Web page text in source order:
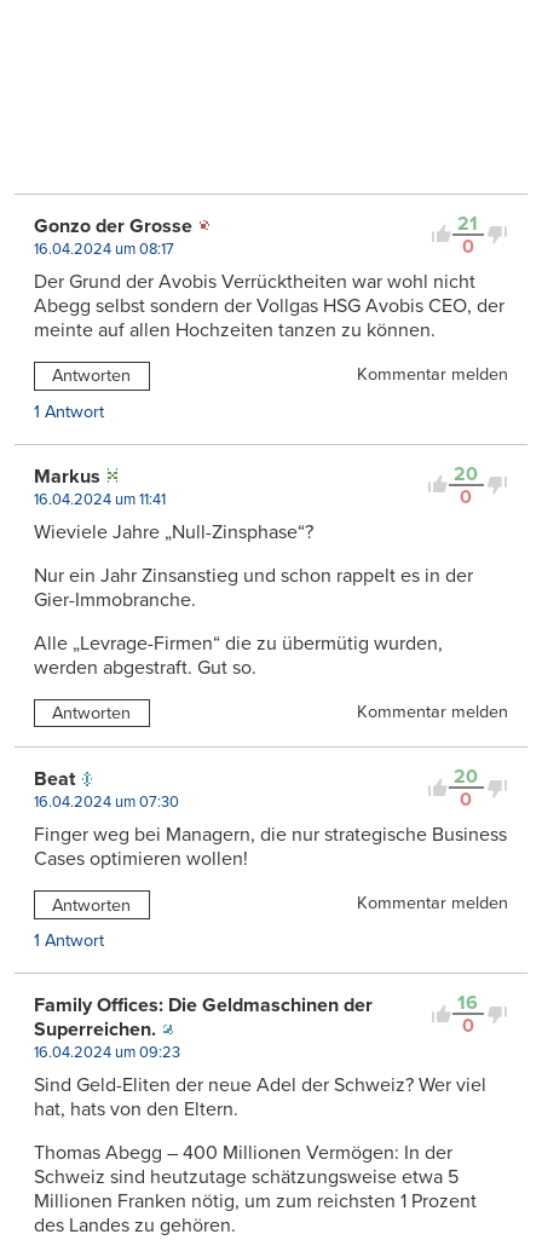
21
0
Gonzo der Grosse
16.04.2024 um 08:17
Der Grund der Avobis Verrücktheiten war wohl nicht
Abegg selbst sondern der Vollgas HSG Avobis CEO, der
meinte auf allen Hochzeiten tanzen zu können.
Antworten
Kommentar melden
1 Antwort
20
0
Markus
16.04.2024 um 11:41
Wieviele Jahre „Null-Zinsphase“?
Nur ein Jahr Zinsanstieg und schon rappelt es in der
Gier-Immobranche.
Alle „Levrage-Firmen“ die zu übermütig wurden,
werden abgestraft. Gut so.
Antworten Kommentar melden
20
0
Beat
16.04.2024 um 07:30
Finger weg bei Managern, die nur strategische Business
Cases optimieren wollen!
Antworten
Kommentar melden
1 Antwort
16
0
Family Offices: Die Geldmaschinen der
Superreichen.
16.04.2024 um 09:23
Sind Geld-Eliten der neue Adel der Schweiz? Wer viel
hat, hats von den Eltern.
Thomas Abegg – 400 Millionen Vermögen: In der
Schweiz sind heutzutage schätzungsweise etwa 5
Millionen Franken nötig, um zum reichsten 1 Prozent
des Landes zu gehören.